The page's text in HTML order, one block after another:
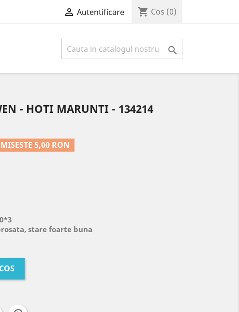
 Autentificare shopping_cart Cos (0)

- HOTI MARUNTI - 134214
5,00 RON
stare foarte buna